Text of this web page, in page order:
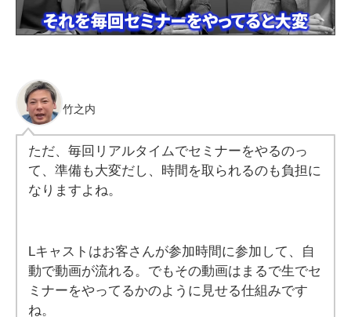
竹之内
ただ、毎回リアルタイムでセミナーをやるのっ
て、準備も大変だし、時間を取られるのも負担に
なりますよね。
Lキャストはお客さんが参加時間に参加して、自
動で動画が流れる。でもその動画はまるで生でセ
ミナーをやってるかのように見せる仕組みです
ね。